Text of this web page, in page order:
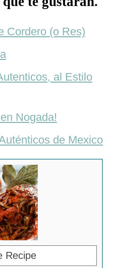
Cordero (o Res)
al Estilo
Nogada!
de Mexico
Recipe